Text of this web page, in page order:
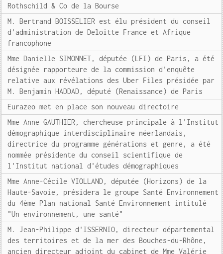
Rothschild & Co de la Bourse
M. Bertrand BOISSELIER est élu président du conseil
d'administration de Deloitte France et Afrique
francophone
Mme Danielle SIMONNET, députée (LFI) de Paris, a été
désignée rapporteure de la commission d'enquête
relative aux révélations des Uber Files présidée par
M. Benjamin HADDAD, député (Renaissance) de Paris
Eurazeo met en place son nouveau directoire
Mme Anne GAUTHIER, chercheuse principale à l'Institut
démographique interdisciplinaire néerlandais,
directrice du programme générations et genre, a été
nommée présidente du conseil scientifique de
l'Institut national d'études démographiques
Mme Anne-Cécile VIOLLAND, députée (Horizons) de la
Haute-Savoie, présidera le groupe Santé Environnement
du 4ème Plan national Santé Environnement intitulé
"Un environnement, une santé"
M. Jean-Philippe d'ISSERNIO, directeur départemental
des territoires et de la mer des Bouches-du-Rhône,
ancien directeur adjoint du cabinet de Mme Valérie